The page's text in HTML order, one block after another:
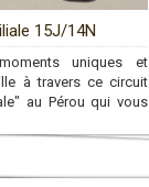
15J/14N
uniques et
à travers ce circuit
au Pérou qui vous
Picchu!